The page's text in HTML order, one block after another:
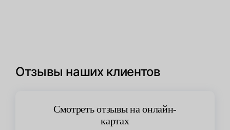
Отзывы наших клиентов
Смотреть отзывы на онлайн-
картах